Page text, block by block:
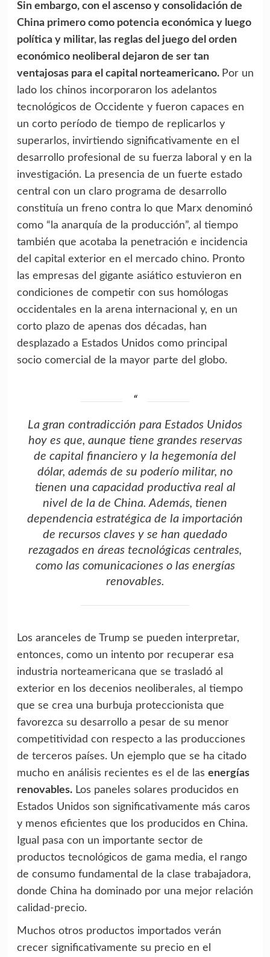
Sin embargo, con el ascenso y consolidación de
China primero como potencia económica y luego
política y militar, las reglas del juego del orden
económico neoliberal dejaron de ser tan
ventajosas para el capital norteamericano. Por un
lado los chinos incorporaron los adelantos
tecnológicos de Occidente y fueron capaces en
un corto período de tiempo de replicarlos y
superarlos, invirtiendo significativamente en el
desarrollo profesional de su fuerza laboral y en la
investigación. La presencia de un fuerte estado
central con un claro programa de desarrollo
constituía un freno contra lo que Marx denominó
como “la anarquía de la producción”, al tiempo
también que acotaba la penetración e incidencia
del capital exterior en el mercado chino. Pronto
las empresas del gigante asiático estuvieron en
condiciones de competir con sus homólogas
occidentales en la arena internacional y, en un
corto plazo de apenas dos décadas, han
desplazado a Estados Unidos como principal
socio comercial de la mayor parte del globo.
La gran contradicción para Estados Unidos
hoy es que, aunque tiene grandes reservas
de capital financiero y la hegemonía del
dólar, además de su poderío militar, no
tienen una capacidad productiva real al
nivel de la de China. Además, tienen
dependencia estratégica de la importación
de recursos claves y se han quedado
rezagados en áreas tecnológicas centrales,
como las comunicaciones o las energías
renovables.
Los aranceles de Trump se pueden interpretar,
entonces, como un intento por recuperar esa
industria norteamericana que se trasladó al
exterior en los decenios neoliberales, al tiempo
que se crea una burbuja proteccionista que
favorezca su desarrollo a pesar de su menor
competitividad con respecto a las producciones
de terceros países. Un ejemplo que se ha citado
mucho en análisis recientes es el de las energías
renovables.Los paneles solares producidos en
Estados Unidos son significativamente más caros
y menos eficientes que los producidos en China.
Igual pasa con un importante sector de
productos tecnológicos de gama media, el rango
de consumo fundamental de la clase trabajadora,
donde China ha dominado por una mejor relación
calidad-precio.
Muchos otros productos importados verán
crecer significativamente su precio en el